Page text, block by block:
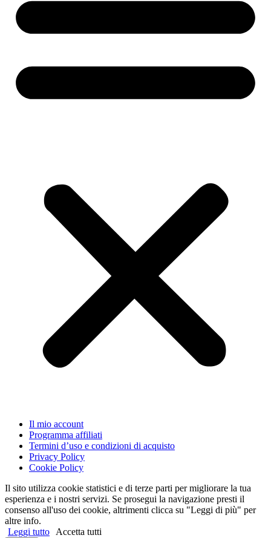
Il mio account
Programma affiliati
Termini d’uso e condizioni di acquisto
Privacy Policy
Cookie Policy
Il sito utilizza cookie statistici e di terze parti per migliorare la tua
esperienza e i nostri servizi. Se prosegui la navigazione presti il
consenso all'uso dei cookie, altrimenti clicca su "Leggi di più" per
altre info.
Leggi tutto
Accetta tutti